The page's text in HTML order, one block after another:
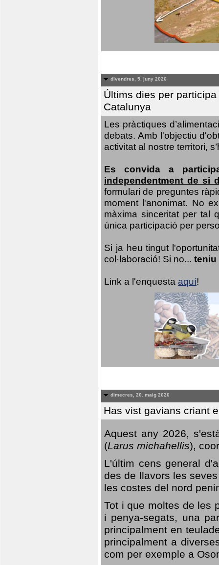
divendres, 5. juny 2026
Últims dies per
Catalunya
Les pràctiques
debats. Amb l'objectiu
activitat al nostre territori,
Es convida a
independentment de si
formulari de preguntes
moment l'anonimat. No
màxima sinceritat per tal
única participació per
Si ja heu tingut
col·laboració! Si no... teniu
Link a l'enquesta aquí!
dimecres, 20. maig 2026
Has vist gavians criant
Aquest any 2026,
(Larus michahellis),
L'últim cens general
des de llavors les
les costes del nord
Tot i que moltes de les
i penya-segats, una
principalment en
principalment a
com per exemple a